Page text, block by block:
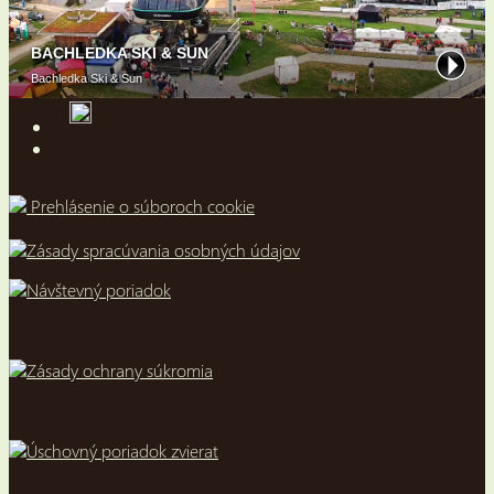
Prehlásenie o súboroch cookie
Zásady spracúvania osobných údajov
Návštevný poriadok
Zásady ochrany súkromia
Úschovný poriadok zvierat